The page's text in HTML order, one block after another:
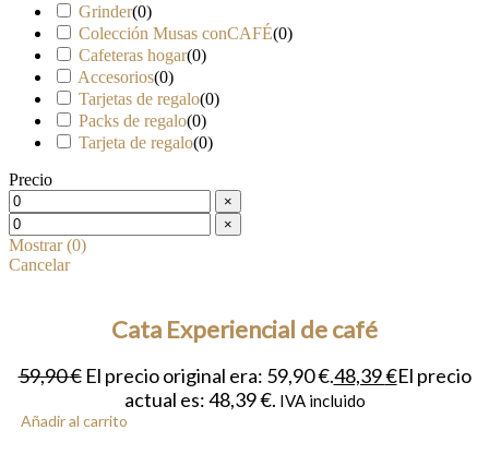
Grinder(0)
Colección Musas conCAFÉ(0)
Cafeteras hogar(0)
Accesorios(0)
Tarjetas de regalo(0)
Packs de regalo(0)
Tarjeta de regalo(0)
Precio
×
×
Mostrar(0)
Cancelar
Cata Experiencial de café
59,90€ El precio original era: 59,90 €.48,39€El precio
actual es: 48,39 €. IVA incluido
Añadir al carrito